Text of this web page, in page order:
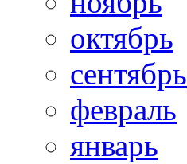
октябрь
сентябрь
февраль
январь